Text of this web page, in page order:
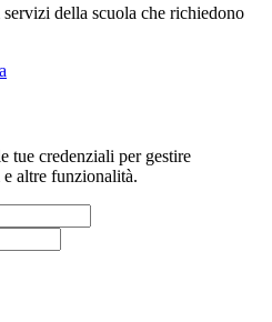
della scuola che richiedono
tue credenziali per gestire
altre funzionalità.